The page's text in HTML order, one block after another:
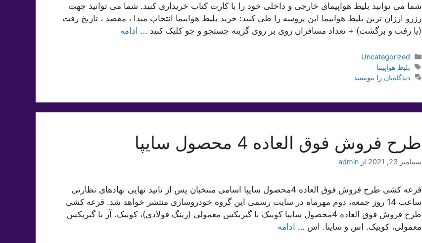
شما می توانید بلیط هواپیمای خارجی و داخلی خود را با کارت کتاب خریداری کنید. شما می توانید جهت
رزرو ارزان ترین بلیط هواپیما این پروسه را طی کنید: خرید بلیط هواپیما انتخاب مبدا ، مقصد ، تاریخ رفت
(یا رفت و برگشت) + تعداد مسافران روی بر روی گزینه جستجو و جو کلیک کنید … ادامه
دسته‌ها
Uncategorized
برچسب‌ها
بلیط هواپیما
دیدگاه‌تان را بنویسید
طرح فروش فوق العاده 4 محصول سایپا
سپتامبر 23, 2021 از admin
قرعه کشی طرح فروش فوق العاده 4محصول سایپا اسامی منتخبان پس از تايید نهایی نهاد‌های نظارتی
ساعت 14 روز جمعه، دوم مهرماه در سایت رسمی این گروه خودروسازی منتشر خواهد شد. قرعه کشی
طرح فروش فوق العاده 4محصول سایپا کوییک با گیربکس معمولی (رینگ فولادی)، کوییک. آر با گیربکس
معمولی، کوییک. اس و ساینا. اس … ادامه